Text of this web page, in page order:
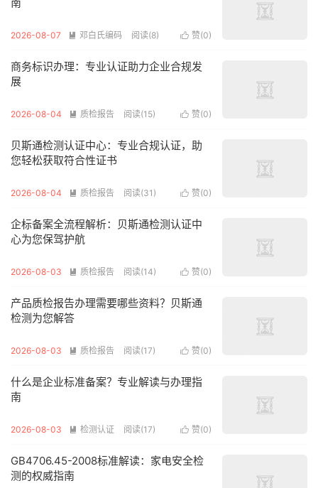
 赞(0)
2026-08-07  邓白氏编码 阅读(8)
商务标识办理：专业认证助力企业合规发
展
 赞(0)
2026-08-04  质检报告 阅读(15)
贝斯通检测认证中心：专业合规认证，助
您轻松获取符合性证书
 赞(0)
2026-08-04  质检报告 阅读(31)
企标备案全流程解析：贝斯通检测认证中
心为您保驾护航
 赞(0)
2026-08-03  质检报告 阅读(14)
产品质检报告办理需要哪些资料？贝斯通
检测为您解答
 赞(0)
2026-08-03  质检报告 阅读(17)
什么是企业标准备案？专业解读与办理指
南
 赞(0)
2026-08-03  检测认证 阅读(17)
GB4706.45-2008标准解读：家电安全检
测的权威指南